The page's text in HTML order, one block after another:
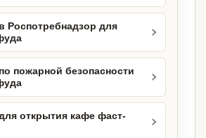
Роспотребнадзор для
пожарной безопасности
открытия кафе фаст-